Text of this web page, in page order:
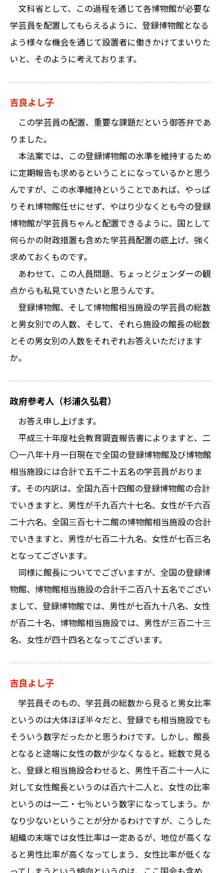
文科省として、この過程を通じて各博物館が必要な
学芸員を配置してもらえるように、登録博物館となる
よう様々な機会を通じて設置者に働きかけてまいりた
いと、そのように考えております。
吉良よし子
この学芸員の配置、重要な課題だという御答弁であ
りました。
本法案では、この登録博物館の水準を維持するため
に定期報告も求めるということになっているかと思う
んですが、この水準維持ということであれば、やっぱ
りそれ博物館任せにせず、やはり少なくとも今の登録
博物館が学芸員ちゃんと配置できるように、国として
何らかの財政措置も含めた学芸員配置の底上げ、強く
求めておくものです。
あわせて、この人員問題、ちょっとジェンダーの観
点からも私見ていきたいと思うんです。
登録博物館、そして博物館相当施設の学芸員の総数
と男女別での人数、そして、それら施設の館長の総数
とその男女別の人数をそれぞれお答えいただけます
か。
政府参考人（杉浦久弘君）
お答え申し上げます。
平成三十年度社会教育調査報告書によりますと、二
〇一八年十月一日現在で全国の登録博物館及び博物館
相当施設には合計で五千二十五名の学芸員がおりま
す。その内訳は、全国九百十四館の登録博物館の合計
でいきますと、男性が千九百六十七名、女性が千六百
二十六名、全国三百七十二館の博物館相当施設の合計
でいきますと、男性が七百二十九名、女性が七百三名
となってございます。
同様に館長についてでございますが、全国の登録博
物館、博物館相当施設の合計千二百八十五名でござい
まして、登録博物館では、男性が七百九十八名、女性
が百二十名、博物館相当施設では、男性が三百二十三
名、女性が四十四名となってございます。
吉良よし子
学芸員そのもの、学芸員の総数から見ると男女比率
というのは大体ほぼ半々だと、登録でも相当施設でも
そういう数字だったかと思うわけです。しかし、館長
となると途端に女性の数が少なくなると。総数で見る
と、登録と相当施設合わせると、男性千百二十一人に
対して女性館長というのは百六十二人と、女性の比率
というのは一二・七％という数字になってしまう。か
なり少ないということが分かるわけですが、こうした
組織の末端では女性比率は一定あるが、地位が高くな
ると男性比率が高くなってしまう、女性比率が低くな